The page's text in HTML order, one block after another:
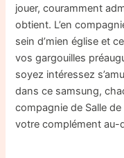
jouer, couramment
obtient. L’en
sein d’mien église et
vos gargouilles
soyez intéressez
dans ce samsung,
compagnie de Salle
votre complément au-